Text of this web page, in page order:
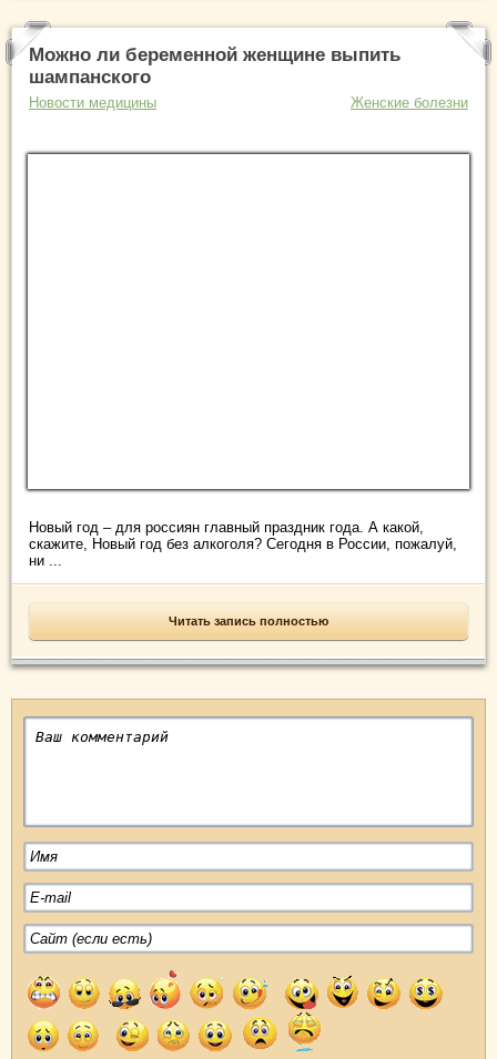
Можно ли беременной женщине выпить
шампанского
Новости медицины Женские болезни
Новый год – для россиян главный праздник года. А какой,
скажите, Новый год без алкоголя? Сегодня в России, пожалуй,
ни ...
Читать запись полностью